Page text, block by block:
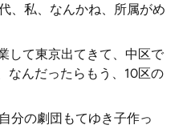
、私、なんかね、所属がめ
して東京出てきて、中区で
なんだったらもう、10区の
分の劇団もてゆき子作っ